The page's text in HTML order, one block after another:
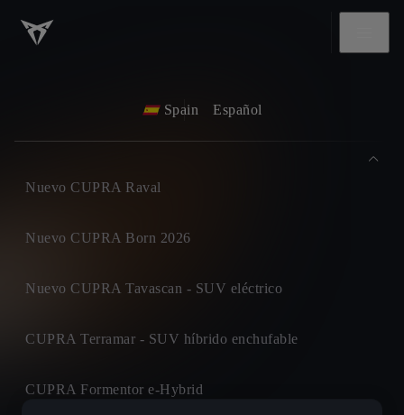
Spain Español
Nuevo CUPRA Raval
Nuevo CUPRA Born 2026
Nuevo CUPRA Tavascan - SUV eléctrico
CUPRA Terramar - SUV híbrido enchufable
CUPRA Formentor e-Hybrid